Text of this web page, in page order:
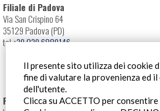
Il presente sito utilizza dei cookie
fine di valutare la provenienza ed
dell'utente.
Clicca su ACCETTO per
Filiale di Padova
Via San Crispino 64
35129 Padova (PD)
tel+39 039 6889146
Filiale Roma